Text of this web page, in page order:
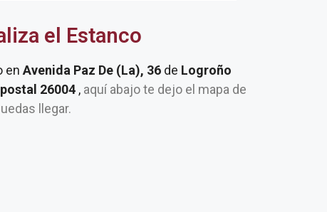
el Estanco
en Avenida Paz De (La), 36 de Logroño
26004 , aquí abajo te dejo el mapa de
llegar.